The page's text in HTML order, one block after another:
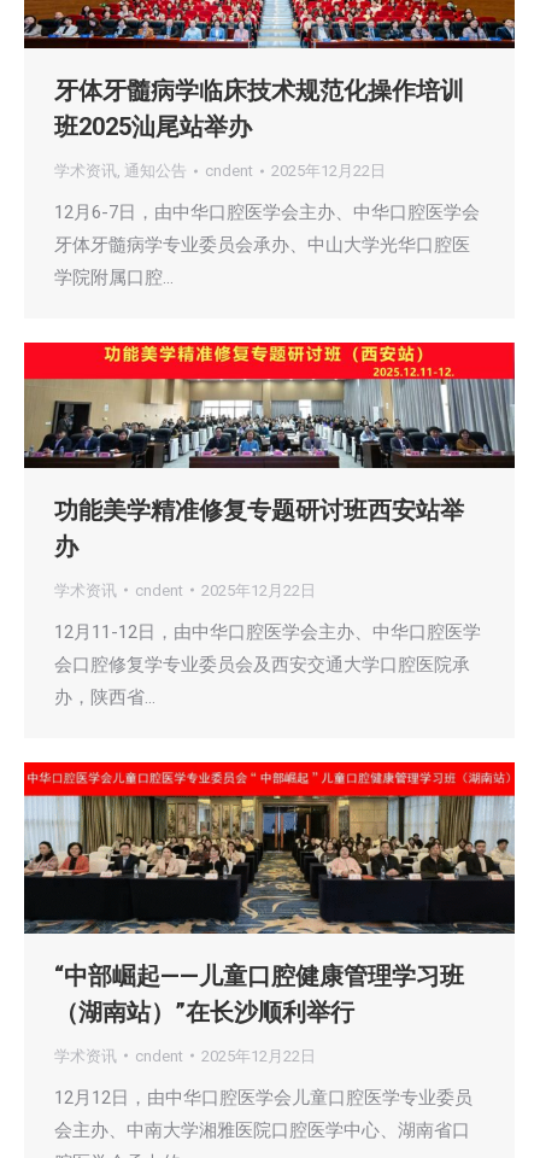
牙体牙髓病学临床技术规范化操作培训
班2025汕尾站举办
学术资讯, 通知公告 cndent 2025年12月22日
12月6-7日，由中华口腔医学会主办、中华口腔医学会
牙体牙髓病学专业委员会承办、中山大学光华口腔医
学院附属口腔…
功能美学精准修复专题研讨班西安站举
办
学术资讯 cndent 2025年12月22日
12月11-12日，由中华口腔医学会主办、中华口腔医学
会口腔修复学专业委员会及西安交通大学口腔医院承
办，陕西省…
“中部崛起——儿童口腔健康管理学习班
（湖南站）”在长沙顺利举行
学术资讯 cndent 2025年12月22日
12月12日，由中华口腔医学会儿童口腔医学专业委员
会主办、中南大学湘雅医院口腔医学中心、湖南省口